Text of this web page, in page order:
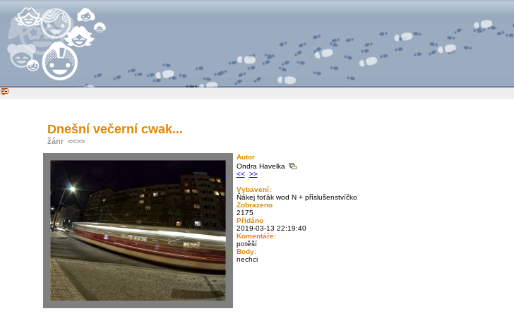
Dnešní večerní cwak...
žánr <<>>
Autor
Ondra Havelka
<< >>
Vybavení:
Ňákej foťák wod N + příslušenstvíčko
Zobrazeno
2175
Přidáno
2019-03-13 22:19:40
Komentáře:
potěší
Body:
nechci